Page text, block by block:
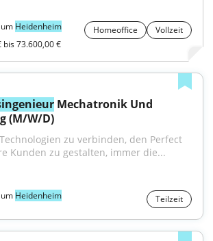
Heidenheim Homeoffice
Vollzeit
bis 73.600,00 €
Mechatronik Und
(M/W/D)
zu verbinden, den Perfect
Kunden zu gestalten, immer die...
Heidenheim Teilzeit